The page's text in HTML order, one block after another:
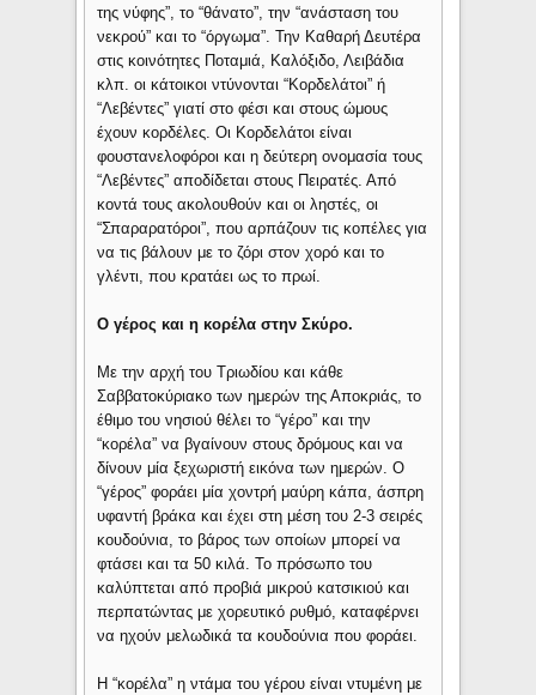
της νύφης”, το “θάνατο”, την “ανάσταση του
νεκρού” και το “όργωμα”. Την Καθαρή Δευτέρα
στις κοινότητες Ποταμιά, Καλόξιδο, Λειβάδια
κλπ. οι κάτοικοι ντύνονται “Κορδελάτοι” ή
“Λεβέντες” γιατί στο φέσι και στους ώμους
έχουν κορδέλες. Οι Κορδελάτοι είναι
φουστανελοφόροι και η δεύτερη ονομασία τους
“Λεβέντες” αποδίδεται στους Πειρατές. Από
κοντά τους ακολουθούν και οι ληστές, οι
“Σπαραρατόροι”, που αρπάζουν τις κοπέλες για
να τις βάλουν με το ζόρι στον χορό και το
γλέντι, που κρατάει ως το πρωί.
Ο γέρος και η κορέλα στην Σκύρο.
Με την αρχή του Τριωδίου και κάθε
Σαββατοκύριακο των ημερών της Αποκριάς, το
έθιμο του νησιού θέλει το “γέρο” και την
“κορέλα” να βγαίνουν στους δρόμους και να
δίνουν μία ξεχωριστή εικόνα των ημερών. Ο
“γέρος” φοράει μία χοντρή μαύρη κάπα, άσπρη
υφαντή βράκα και έχει στη μέση του 2-3 σειρές
κουδούνια, το βάρος των οποίων μπορεί να
φτάσει και τα 50 κιλά. Το πρόσωπο του
καλύπτεται από προβιά μικρού κατσικιού και
περπατώντας με χορευτικό ρυθμό, καταφέρνει
να ηχούν μελωδικά τα κουδούνια που φοράει.
Η “κορέλα” η ντάμα του γέρου είναι ντυμένη με